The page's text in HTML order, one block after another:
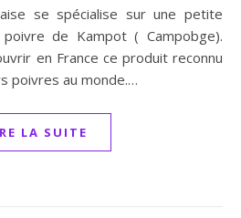
de Kampot ( Campobge).
en France ce produit reconnu
poivres au monde.…
LA SUITE